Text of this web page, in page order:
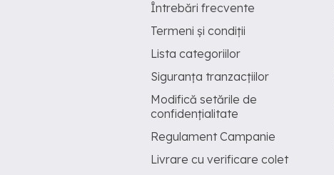
Întrebări frecvente
Termeni și condiții
Lista categoriilor
Siguranța tranzacțiilor
Modifică setările de
confidențialitate
Regulament Campanie
Livrare cu verificare colet